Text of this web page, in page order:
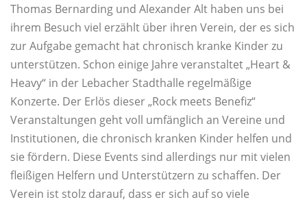
Thomas Bernarding und Alexander Alt haben uns bei
ihrem Besuch viel erzählt über ihren Verein, der es sich
zur Aufgabe gemacht hat chronisch kranke Kinder zu
unterstützen. Schon einige Jahre veranstaltet „Heart &
Heavy“ in der Lebacher Stadthalle regelmäßige
Konzerte. Der Erlös dieser „Rock meets Benefiz“
Veranstaltungen geht voll umfänglich an Vereine und
Institutionen, die chronisch kranken Kinder helfen und
sie fördern. Diese Events sind allerdings nur mit vielen
fleißigen Helfern und Unterstützern zu schaffen. Der
Verein ist stolz darauf, dass er sich auf so viele